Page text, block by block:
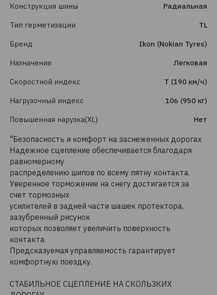
Конструкция шины Радиальная
Тип герметизации TL
Бренд Ikon (Nokian Tyres)
Назначение Легковая
Скоростной индекс T (190 км/ч)
Нагрузочный индекс 106 (950 кг)
Повышенная нарузка(XL) Нет
"Безопасность и комфорт на заснеженных дорогах
Надежное сцепление обеспечивается благодаря
равномерному
распределению шипов по всему пятну контакта.
Уверенное торможение на снегу достигается за
счет тормозных
усилителей в задней части шашек протектора,
зазубренный рисунок
которых позволяет увеличить поверхность
контакта.
Предсказуемая управляемость гарантирует
комфортную поездку.
СТАБИЛЬНОЕ СЦЕПЛЕНИЕ НА СКОЛЬЗКИХ